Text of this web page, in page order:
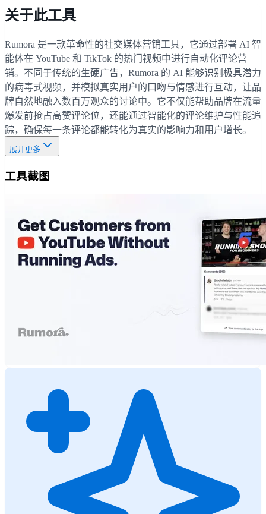
关于此工具
Rumora 是一款革命性的社交媒体营销工具，它通过部署 AI 智
能体在 YouTube 和 TikTok 的热门视频中进行自动化评论营
销。不同于传统的生硬广告，Rumora 的 AI 能够识别极具潜力
的病毒式视频，并模拟真实用户的口吻与情感进行互动，让品
牌自然地融入数百万观众的讨论中。它不仅能帮助品牌在流量
爆发前抢占高赞评论位，还能通过智能化的评论维护与性能追
踪，确保每一条评论都能转化为真实的影响力和用户增长。
展开更多
工具截图